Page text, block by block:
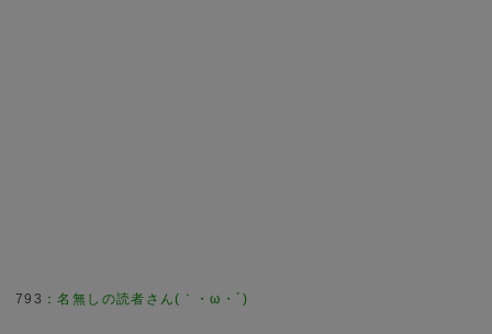
793 ：名無しの読者さん(｀・ω・´)